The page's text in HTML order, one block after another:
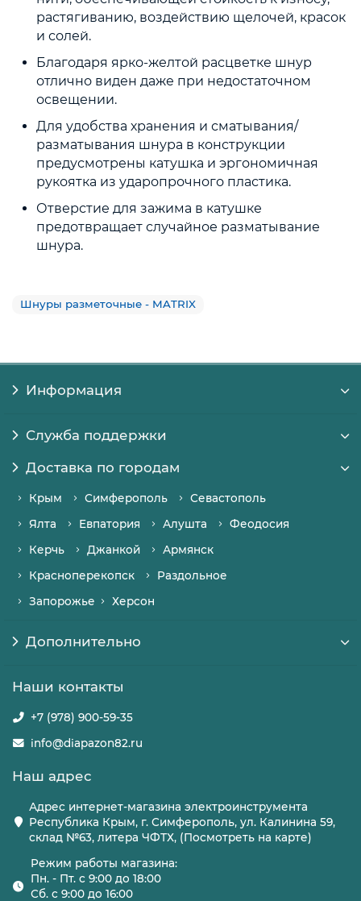
растягиванию, воздействию щелочей, красок
и солей.
Благодаря ярко-желтой расцветке шнур
отлично виден даже при недостаточном
освещении.
Для удобства хранения и сматывания/
разматывания шнура в конструкции
предусмотрены катушка и эргономичная
рукоятка из ударопрочного пластика.
Отверстие для зажима в катушке
предотвращает случайное разматывание
шнура.
Шнуры разметочные - MATRIX
Информация
Служба поддержки
Доставка по городам
Крым Симферополь
Севастополь
Ялта
Евпатория Алушта
Феодосия
Керчь
Джанкой
Армянск
Красноперекопск
Раздольное
Запорожье
Херсон
Дополнительно
Наши контакты
+7 (978) 900-59-35
info@diapazon82.ru
Наш адрес
Адрес интернет-магазина электроинструмента
Республика Крым, г. Симферополь, ул. Калинина 59,
склад №63, литера ЧФТХ, (Посмотреть на карте)
Режим работы магазина:
Пн. - Пт. с 9:00 до 18:00
Сб. с 9:00 до 16:00